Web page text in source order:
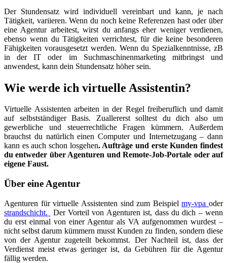
Der Stundensatz wird individuell vereinbart und kann, je nach
Tätigkeit, variieren. Wenn du noch keine Referenzen hast oder über
eine Agentur arbeitest, wirst du anfangs eher weniger verdienen,
ebenso wenn du Tätigkeiten verrichtest, für die keine besonderen
Fähigkeiten vorausgesetzt werden. Wenn du Spezialkenntnisse, zB
in der IT oder im Suchmaschinenmarketing mitbringst und
anwendest, kann dein Stundensatz höher sein.
Wie werde ich virtuelle Assistentin?
Virtuelle Assistenten arbeiten in der Regel freiberuflich und damit
auf selbstständiger Basis. Zuallererst solltest du dich also um
gewerbliche und steuerrechtliche Fragen kümmern. Außerdem
brauchst du natürlich einen Computer und Internetzugang – dann
kann es auch schon losgehen. Aufträge und erste Kunden findest
du entweder über Agenturen und Remote-Job-Portale oder auf
eigene Faust.
Über eine Agentur
Agenturen für virtuelle Assistenten sind zum Beispielmy-vpa oder
strandschicht.
Der Vorteil von Agenturen ist, dass du dich – wenn
du erst einmal von einer Agentur als VA aufgenommen wurdest –
nicht selbst darum kümmern musst Kunden zu finden, sondern diese
von der Agentur zugeteilt bekommst. Der Nachteil ist, dass der
Verdienst meist etwas geringer ist, da Gebühren für die Agentur
fällig werden.